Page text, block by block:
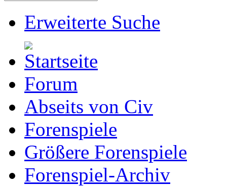
Erweiterte Suche
Forum
Abseits von Civ
Forenspiele
Größere Forenspiele
Forenspiel-Archiv